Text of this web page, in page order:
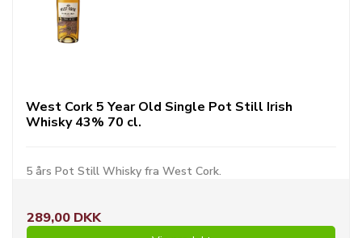
West Cork 5 Year Old Single Pot Still Irish
Whisky 43% 70 cl.
5 års Pot Still Whisky fra West Cork.
289,00 DKK